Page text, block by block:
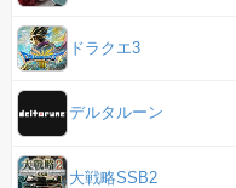
ドラクエ3
デルタルーン
大戦略SSB2